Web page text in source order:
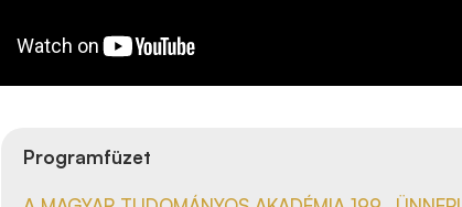
Programfüzet